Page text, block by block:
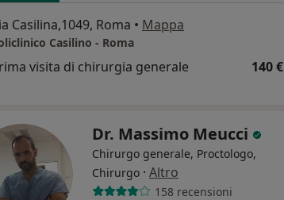
Casilina,1049, Roma • Mappa
Casilino - Roma
visita di chirurgia generale 140 €
Dr. Massimo Meucci
Chirurgo generale, Proctologo,
Chirurgo · Altro
158 recensioni